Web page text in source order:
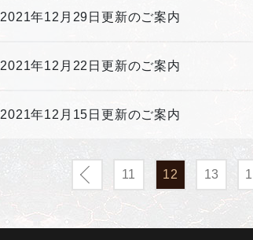
2021年12月29日更新のご案内
2021年12月22日更新のご案内
2021年12月15日更新のご案内
11 12 13